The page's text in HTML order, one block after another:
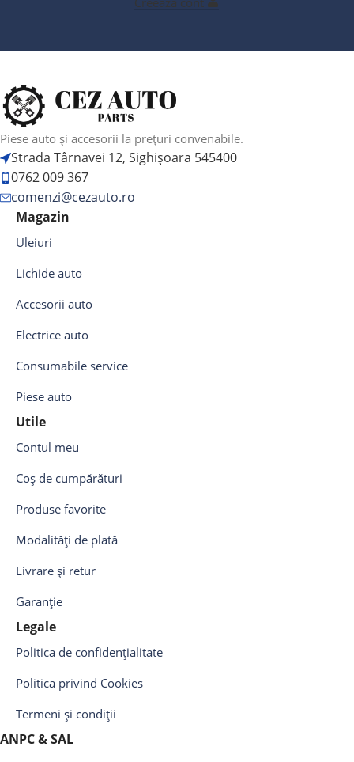
Piese auto și accesorii la prețuri convenabile.
Strada Târnavei 12, Sighișoara 545400
0762 009 367
comenzi@cezauto.ro
Magazin
Uleiuri
Lichide auto
Accesorii auto
Electrice auto
Consumabile service
Piese auto
Utile
Contul meu
Coș de cumpărături
Produse favorite
Modalități de plată
Livrare și retur
Garanție
Legale
Politica de confidențialitate
Politica privind Cookies
Termeni și condiții
ANPC & SAL